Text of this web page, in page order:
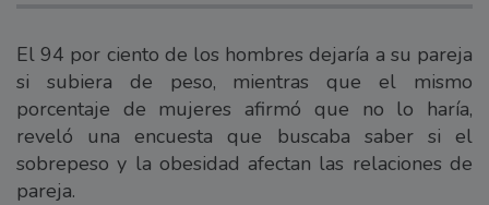
El 94 por ciento de los hombres dejaría a su pareja
si subiera de peso, mientras que el mismo
porcentaje de mujeres afirmó que no lo haría,
reveló una encuesta que buscaba saber si el
sobrepeso y la obesidad afectan las relaciones de
pareja.